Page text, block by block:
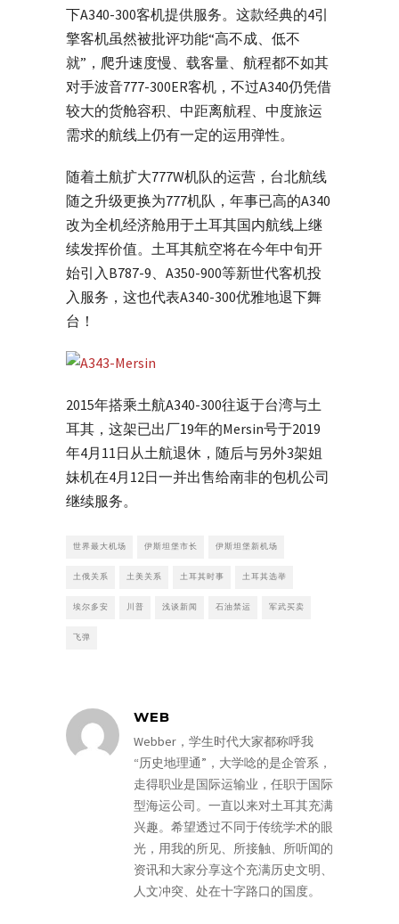
下A340-300客机提供服务。这款经典的4引
擎客机虽然被批评功能“高不成、低不
就”，爬升速度慢、载客量、航程都不如其
对手波音777-300ER客机，不过A340仍凭借
较大的货舱容积、中距离航程、中度旅运
需求的航线上仍有一定的运用弹性。
随着土航扩大777W机队的运营，台北航线
随之升级更换为777机队，年事已高的A340
改为全机经济舱用于土耳其国内航线上继
续发挥价值。土耳其航空将在今年中旬开
始引入B787-9、A350-900等新世代客机投
入服务，这也代表A340-300优雅地退下舞
台！
2015年搭乘土航A340-300往返于台湾与土
耳其，这架已出厂19年的Mersin号于2019
年4月11日从土航退休，随后与另外3架姐
妹机在4月12日一并出售给南非的包机公司
继续服务。
世界最大机场 伊斯坦堡市长 伊斯坦堡新机场
土俄关系 土美关系 土耳其时事 土耳其选举
埃尔多安 川普 浅谈新闻 石油禁运 军武买卖
飞弹
WEB
Webber，学生时代大家都称呼我
“历史地理通”，大学唸的是企管系，
走得职业是国际运输业，任职于国际
型海运公司。一直以来对土耳其充满
兴趣。希望透过不同于传统学术的眼
光，用我的所见、所接触、所听闻的
资讯和大家分享这个充满历史文明、
人文冲突、处在十字路口的国度。